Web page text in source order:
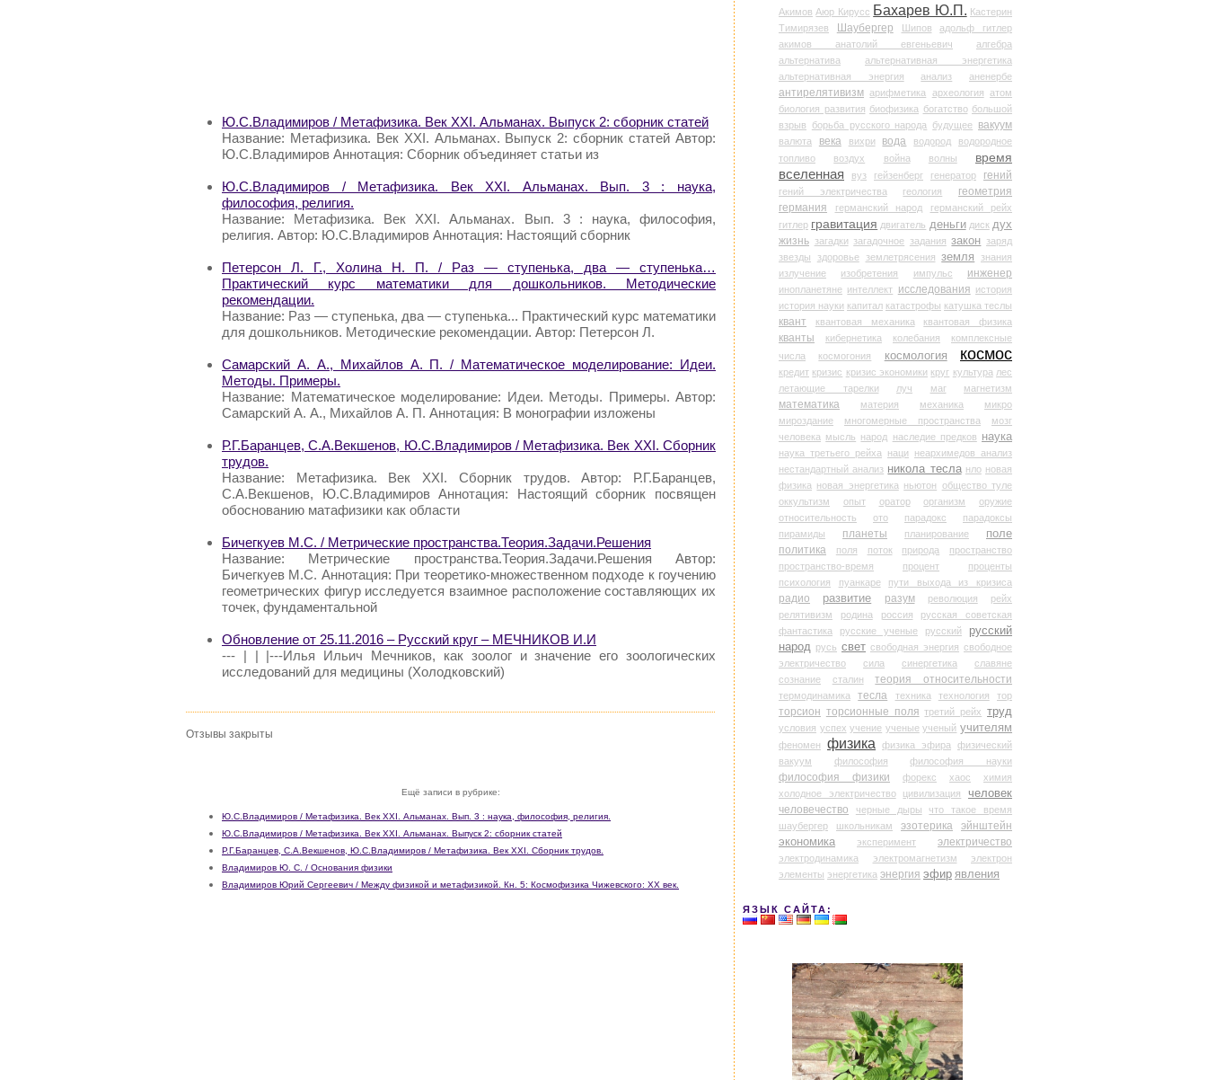
Ю.С.Владимиров / Метафизика. Век XXI. Альманах. Выпуск 2: сборник статей
Название: Метафизика. Век XXI. Альманах. Выпуск 2: сборник статей Автор:
Ю.С.Владимиров Аннотация: Сборник объединяет статьи из
Ю.С.Владимиров / Метафизика. Век XXI. Альманах. Вып. 3 : наука,
философия, религия.
Название: Метафизика. Век XXI. Альманах. Вып. 3 : наука, философия,
религия. Автор: Ю.С.Владимиров Аннотация: Настоящий сборник
Петерсон Л. Г., Холина Н. П. / Раз — ступенька, два — ступенька…
Практический курс математики для дошкольников. Методические
рекомендации.
Название: Раз — ступенька, два — ступенька... Практический курс математики
для дошкольников. Методические рекомендации. Автор: Петерсон Л.
Самарский А. А., Михайлов А. П. / Математическое моделирование: Идеи.
Методы. Примеры.
Название: Математическое моделирование: Идеи. Методы. Примеры. Автор:
Самарский А. А., Михайлов А. П. Аннотация: В монографии изложены
Р.Г.Баранцев, С.А.Векшенов, Ю.С.Владимиров / Метафизика. Век XXI. Сборник
трудов.
Название: Метафизика. Век XXI. Сборник трудов. Автор: Р.Г.Баранцев,
С.А.Векшенов, Ю.С.Владимиров Аннотация: Настоящий сборник посвящен
обоснованию матафизики как области
Бичегкуев М.С. / Метрические пространства.Теория.Задачи.Решения
Название: Метрические пространства.Теория.Задачи.Решения Автор:
Бичегкуев М.С. Аннотация: При теоретико-множественном подходе к гоучению
геометрических фигур исследуется взаимное расположение составляющих их
точек, фундаментальной
Обновление от 25.11.2016 – Русский круг – МЕЧНИКОВ И.И
--- | | |---Илья Ильич Мечников, как зоолог и значение его зоологических
исследований для медицины (Холодковский)
Отзывы закрыты
Ещё записи в рубрике:
Ю.С.Владимиров / Метафизика. Век XXI. Альманах. Вып. 3 : наука, философия, религия.
Ю.С.Владимиров / Метафизика. Век XXI. Альманах. Выпуск 2: сборник статей
Р.Г.Баранцев, С.А.Векшенов, Ю.С.Владимиров / Метафизика. Век XXI. Сборник трудов.
Владимиров Ю. С. / Основания физики
Владимиров Юрий Сергеевич / Между физикой и метафизикой. Кн. 5: Космофизика Чижевского: XX век.
Акимов Аюр Кирусс Бахарев Ю.П. Кастерин
Тимирязев
Шаубергер Шипов
адольф гитлер
акимов анатолий евгеньевич
алгебра
альтернатива
альтернативная энергетика
альтернативная энергия
анализ аненербе
антирелятивизм арифметика археология атом
биология развития биофизика богатство большой
взрыв
борьба русского народа будущее вакуум
валюта века вихри вода водород
водородное
топливо
воздух война волны
время
вселенная
вуз гейзенберг генератор гений
гений электричества геология
геометрия
германия
германский народ
германский рейх
гитлер гравитация двигатель деньги диск дух
жизнь загадки загадочное задания закон заряд
звезды
здоровье землетрясения земля
знания
излучение
изобретения импульс инженер
инопланетяне интеллект исследования история
история науки капитал катастрофы катушка теслы
квант квантовая механика квантовая физика
кванты кибернетика колебания
комплексные
числа
космогония космология космос
кредит кризис кризис экономики круг культура лес
летающие тарелки
луч маг магнетизм
математика материя механика
микро
мироздание
многомерные пространства
мозг
человека мысль народ наследие предков наука
наука третьего рейха наци
неархимедов анализ
нестандартный анализ никола тесла нло новая
физика новая энергетика ньютон общество туле
оккультизм
опыт оратор организм
оружие
относительность
ото парадокс
парадоксы
пирамиды
планеты планирование
поле
политика
поля поток природа
пространство
пространство-время
процент
проценты
психология
пуанкаре пути выхода из кризиса
радио развитие разум революция
рейх
релятивизм
родина россия
русская советская
фантастика
русские ученые русский
русский
народ русь свет свободная энергия свободное
электричество
сила синергетика
славяне
сознание
сталин теория относительности
термодинамика тесла техника технология тор
торсион торсионные поля третий рейх труд
условия успех учение ученые ученый учителям
феномен физика физика эфира
физический
вакуум
философия философия науки
философия физики форекс хаос
химия
холодное электричество
цивилизация человек
человечество черные дыры
что такое время
шаубергер
школьникам эзотерика
эйнштейн
экономика
эксперимент электричество
электродинамика электромагнетизм
электрон
элементы энергетика энергия эфир явления
ЯЗЫК САЙТА: